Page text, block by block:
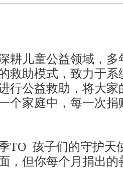
耕儿童公益领域，
救助模式，致力于
行公益救助，将大
个家庭中，每一次捐
TO 孩子们的守护天
， 但你每个月捐出的